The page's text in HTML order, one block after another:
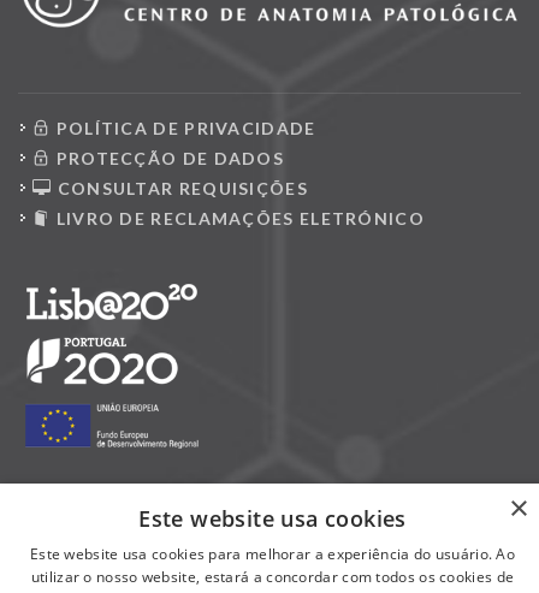
POLÍTICA DE PRIVACIDADE
PROTECÇÃO DE DADOS
CONSULTAR REQUISIÇÕES
LIVRO DE RECLAMAÇÕES ELETRÓNICO
×
Este website usa cookies
Este website usa cookies para melhorar a experiência do usuário. Ao
utilizar o nosso website, estará a concordar com todos os cookies de